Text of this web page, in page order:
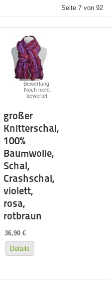
Seite 7 von 92
Bewertung:
Noch nicht
bewertet
großer
Knitterschal,
100%
Baumwolle,
Schal,
Crashschal,
violett,
rosa,
rotbraun
36,90 €
Details